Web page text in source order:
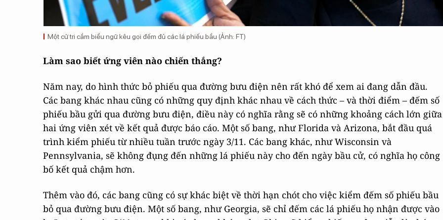
Một cử tri cầm biểu ngữ kêu gọi đếm đủ các lá phiếu bầu (Ảnh: FT)
Làm sao biết ứng viên nào chiến thắng?
Năm nay, do hình thức bỏ phiếu qua đường bưu điện nên rất khó để xem ai đang dẫn đầu.
Các bang khác nhau cũng có những quy định khác nhau về cách thức – và thời điểm – đếm số
phiếu bầu gửi qua đường bưu điện, điều này có nghĩa rằng sẽ có những khoảng cách lớn giữa
hai ứng viên xét về kết quả được báo cáo. Một số bang, như Florida và Arizona, bắt đầu quá
trình kiểm phiếu từ nhiều tuần trước ngày 3/11. Các bang khác, như Wisconsin và
Pennsylvania, sẽ không đụng đến những lá phiếu này cho đến ngày bầu cử, có nghĩa họ công
bố kết quả chậm hơn.
Thêm vào đó, các bang cũng có sự khác biệt về thời hạn chót cho việc kiểm đếm số phiếu bầu
bỏ qua đường bưu điện. Một số bang, như Georgia, sẽ chỉ đếm các lá phiếu họ nhận được vào